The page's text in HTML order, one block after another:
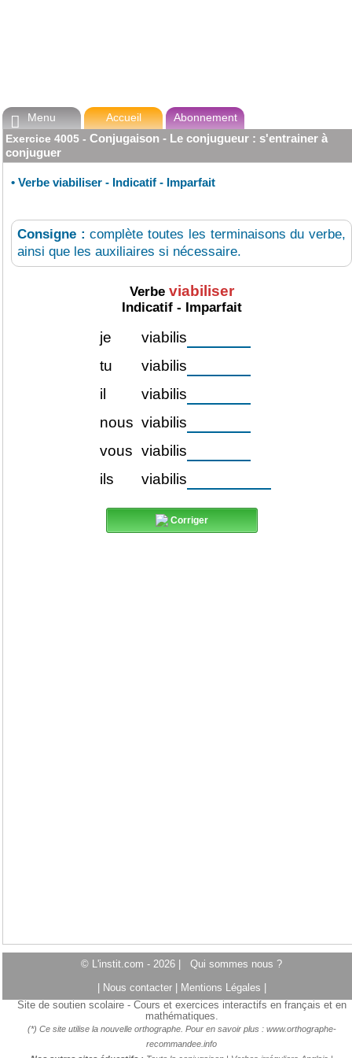
 Menu Accueil
Abonnement
Exercice 4005 - Conjugaison - Le conjugueur : s'entrainer à
conjuguer
• Verbe viabiliser - Indicatif - Imparfait
Consigne :complète toutes les terminaisons du verbe,
ainsi que les auxiliaires si nécessaire.
Verbe viabiliser
Indicatif - Imparfait
je
viabilis
tu
viabilis
il
viabilis
nous viabilis
vous viabilis
ils
viabilis
Corriger
© L'instit.com - 2026 | Qui sommes nous ?
Nous contacter Mentions Légales
Site de soutien scolaire - Cours et exercices interactifs en français et en
mathématiques.
(*) Ce site utilise la nouvelle orthographe. Pour en savoir plus : www.orthographe-
recommandee.info